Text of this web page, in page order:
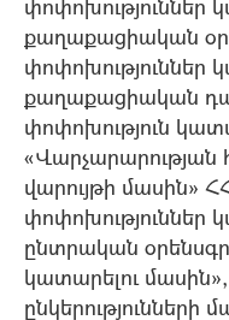
փոփոխություններ
քաղաքացիական
փոփոխություններ
քաղաքացիական
փոփոխություն
«Վարչարարության
վարույթի մասին»
փոփոխություններ
ընտրական
կատարելու
ընկերությունների